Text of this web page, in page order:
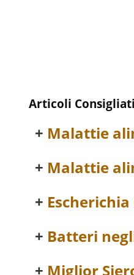
Articoli Consigliati
Malattie
Malattie
Batteri
Miglior